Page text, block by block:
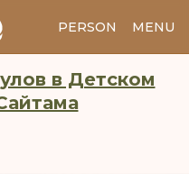
PERSON MENU
в Детском